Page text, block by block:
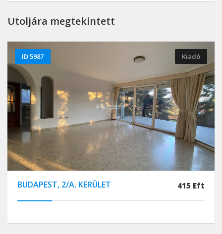
Utoljára megtekintett
BUDAPEST, 2/A. KERÜLET 415 Eft
ID 5987 Kiadó